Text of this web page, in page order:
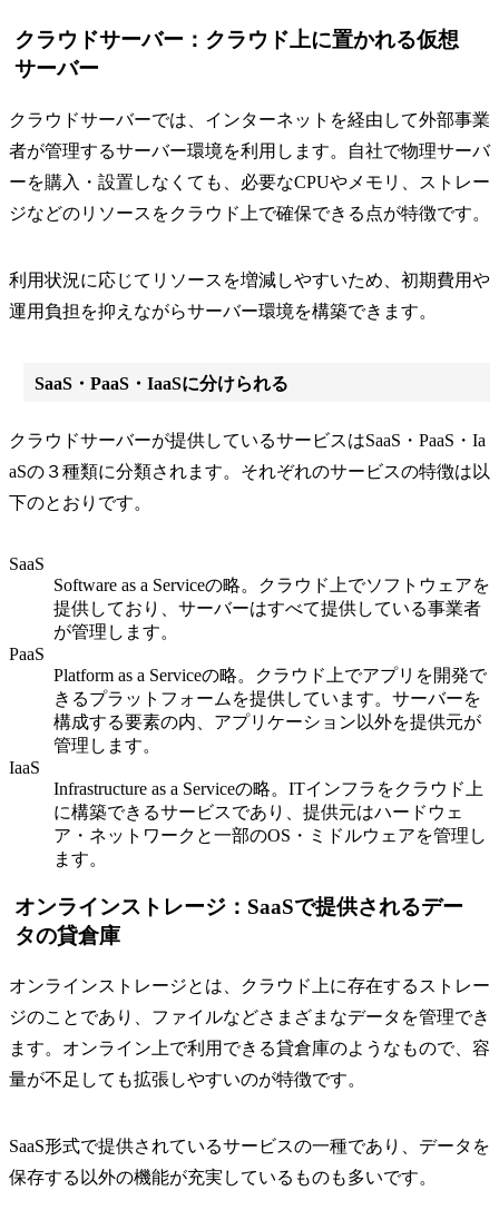
クラウドサーバー：クラウド上に置かれる仮想
サーバー
クラウドサーバーでは、インターネットを経由して外部事業
者が管理するサーバー環境を利用します。自社で物理サーバ
ーを購入・設置しなくても、必要なCPUやメモリ、ストレー
ジなどのリソースをクラウド上で確保できる点が特徴です。
利用状況に応じてリソースを増減しやすいため、初期費用や
運用負担を抑えながらサーバー環境を構築できます。
SaaS・PaaS・IaaSに分けられる
クラウドサーバーが提供しているサービスはSaaS・PaaS・Ia
aSの３種類に分類されます。それぞれのサービスの特徴は以
下のとおりです。
SaaS
Software as a Serviceの略。クラウド上でソフトウェアを
提供しており、サーバーはすべて提供している事業者
が管理します。
PaaS
Platform as a Serviceの略。クラウド上でアプリを開発で
きるプラットフォームを提供しています。サーバーを
構成する要素の内、アプリケーション以外を提供元が
管理します。
IaaS
Infrastructure as a Serviceの略。ITインフラをクラウド上
に構築できるサービスであり、提供元はハードウェ
ア・ネットワークと一部のOS・ミドルウェアを管理し
ます。
オンラインストレージ：SaaSで提供されるデー
タの貸倉庫
オンラインストレージとは、クラウド上に存在するストレー
ジのことであり、ファイルなどさまざまなデータを管理でき
ます。オンライン上で利用できる貸倉庫のようなもので、容
量が不足しても拡張しやすいのが特徴です。
SaaS形式で提供されているサービスの一種であり、データを
保存する以外の機能が充実しているものも多いです。